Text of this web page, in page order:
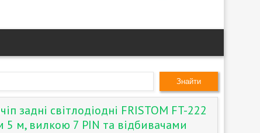
Знайти
задні світлодіодні FRISTOM FT-222
5 м, вилкою 7 PIN та відбивачами